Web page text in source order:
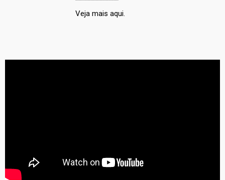
Veja mais aqui.